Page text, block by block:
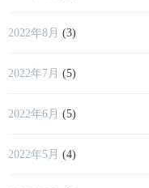
2022年8月 (3)
2022年7月 (5)
2022年6月 (5)
2022年5月 (4)